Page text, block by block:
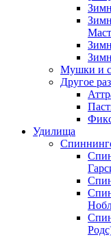
Мушки и
Другое
Удилища